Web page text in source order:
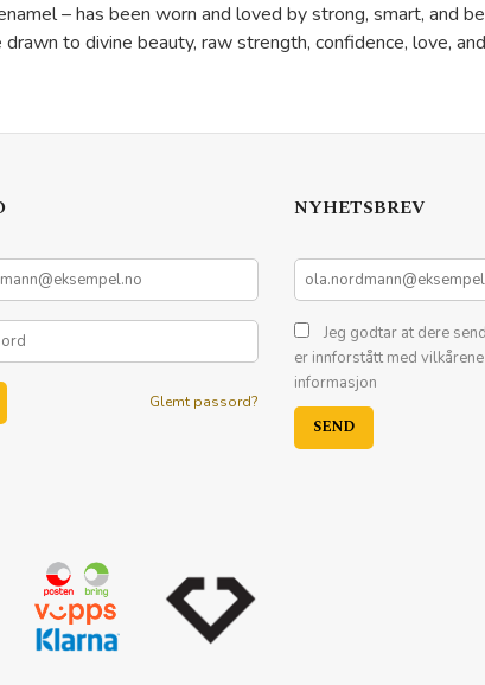
– has been worn and loved by strong, smart, and
to divine beauty, raw strength, confidence, love,
Glemt passord?
NYHETSBREV
Jeg godtar at dere
er innforstått med
informasjon